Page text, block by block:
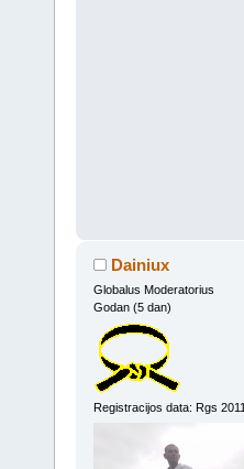
Dainiux
Globalus Moderatorius
Godan (5 dan)
Registracijos data: Rgs 2011